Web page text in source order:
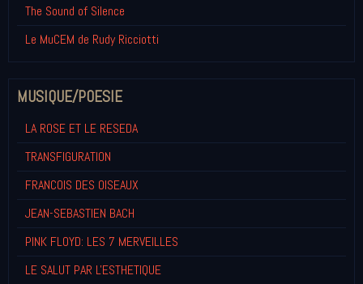
The Sound of Silence
Le MuCEM de Rudy Ricciotti
MUSIQUE/POESIE
LA ROSE ET LE RESEDA
TRANSFIGURATION
FRANCOIS DES OISEAUX
JEAN-SEBASTIEN BACH
PINK FLOYD: LES 7 MERVEILLES
LE SALUT PAR L'ESTHETIQUE